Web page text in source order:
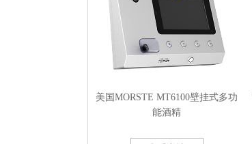
美国MORSTE MT6100壁挂式多功
能酒精